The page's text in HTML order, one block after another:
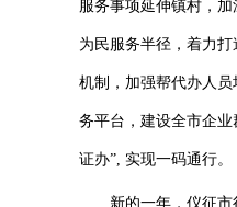
服务事项延伸镇村，
为民服务半径，着力
机制，加强帮代办人
务平台，建设全市企业
证办”, 实现一码通行。
新的一年，仪征市行